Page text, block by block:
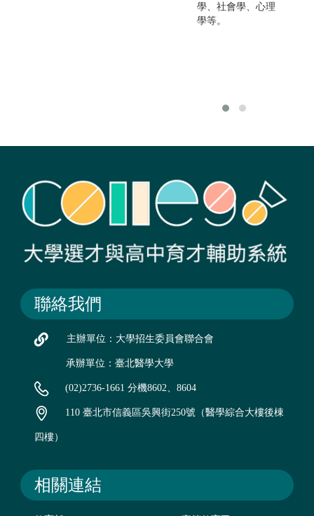
學、社會學、心理
學等。
聯絡我們
主辦單位：大學招生委員會聯合會
承辦單位：臺北醫學大學
(02)2736-1661 分機8602、8604
110 臺北市信義區吳興街250號（醫學綜合大樓後棟
四樓）
相關連結